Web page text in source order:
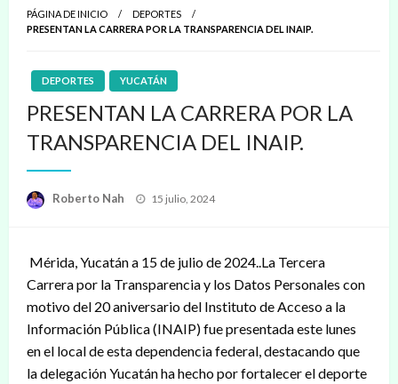
PÁGINA DE INICIO
DEPORTES
PRESENTAN LA CARRERA POR LA TRANSPARENCIA DEL INAIP.
DEPORTES YUCATÁN
PRESENTAN LA CARRERA POR LA
TRANSPARENCIA DEL INAIP.
Roberto Nah
Publicado
15 julio, 2024
Mérida, Yucatán a 15 de julio de 2024..La Tercera
Carrera por la Transparencia y los Datos Personales con
motivo del 20 aniversario del Instituto de Acceso a la
Información Pública (INAIP) fue presentada este lunes
en el local de esta dependencia federal, destacando que
la delegación Yucatán ha hecho por fortalecer el deporte